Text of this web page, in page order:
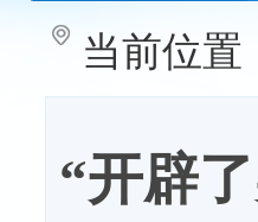
当前位置
“开辟